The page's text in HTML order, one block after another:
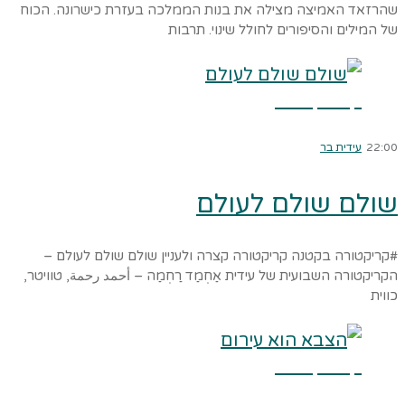
שהרזאד האמיצה מצילה את בנות הממלכה בעזרת כישרונה. הכוח
של המילים והסיפורים לחולל שינוי. תרבות
22:00 עידית בר
שולם שולם לעולם
#קריקטורה בקטנה קריקטורה קצרה ולעניין שולם שולם לעולם –
הקריקטורה השבועית של עידית אַחְמַד רַחְמַה – أحمد رحمة, טוויטר,
כווית